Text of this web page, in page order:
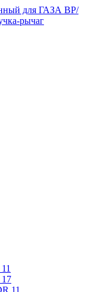
для ГАЗА ВР/
рычаг
11